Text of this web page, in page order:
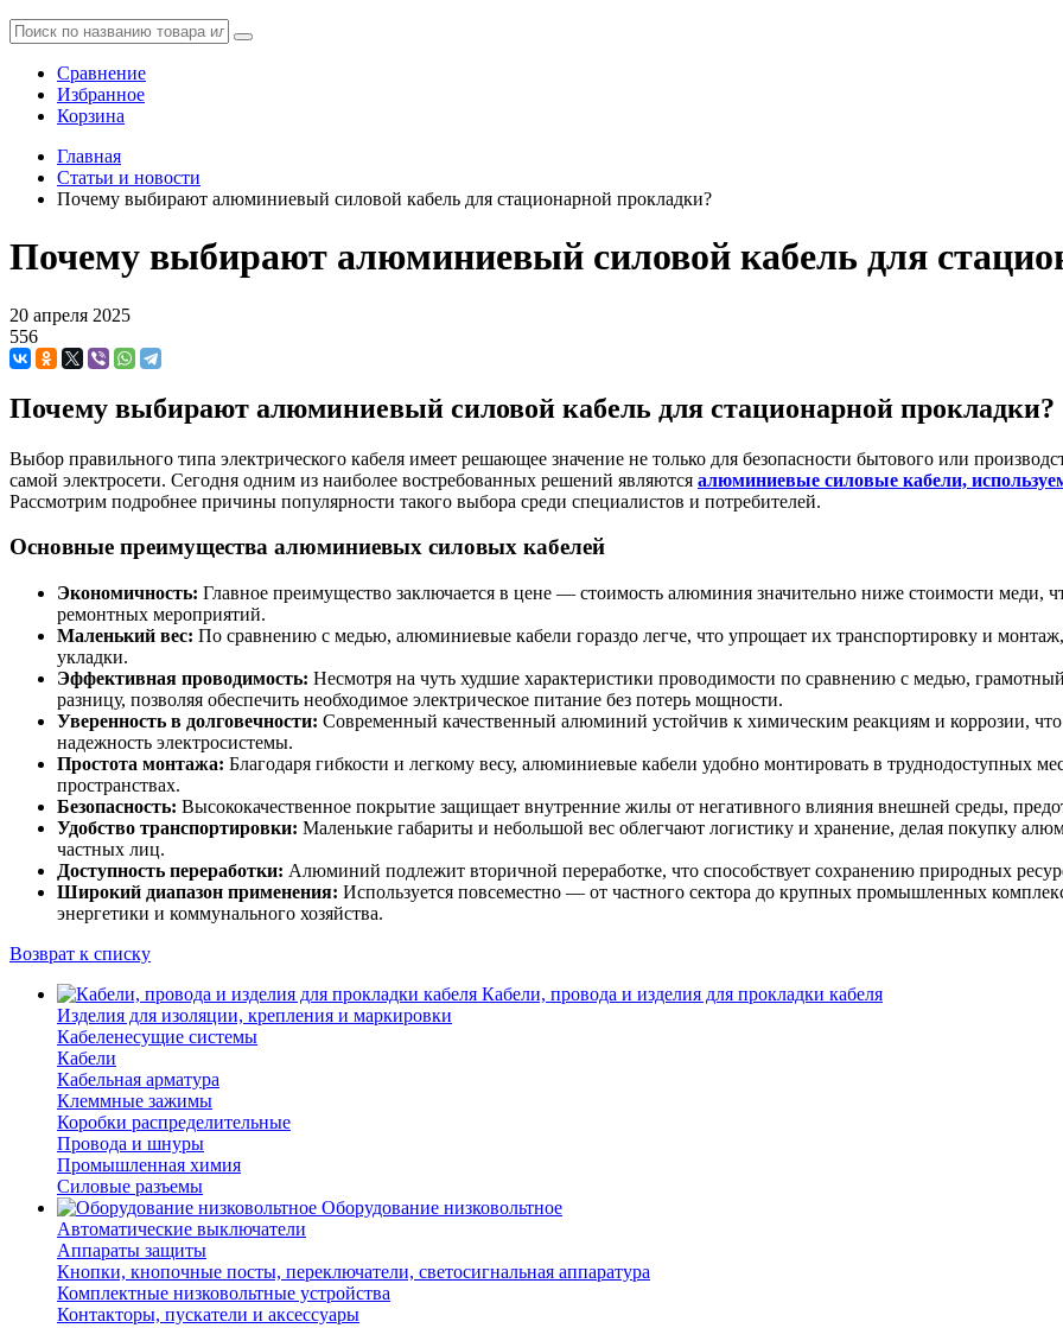
Сравнение
Избранное
Корзина
Главная
Статьи и новости
Почему выбирают алюминиевый силовой кабель для стационарной прокладки?
Почему выбирают алюминиевый силовой кабель для
20 апреля 2025
556
Почему выбирают алюминиевый силовой кабель для стационарной прокладки?
Выбор правильного типа электрического кабеля имеет решающее значение не только для безопасности бытового или
самой электросети. Сегодня одним из наиболее востребованных решений являются алюминиевые силовые кабели,
Рассмотрим подробнее причины популярности такого выбора среди специалистов и потребителей.
Основные преимущества алюминиевых силовых кабелей
Экономичность: Главное преимущество заключается в цене — стоимость алюминия значительно ниже стоимости меди,
ремонтных мероприятий.
Маленький вес: По сравнению с медью, алюминиевые кабели гораздо легче, что упрощает их транспортировку и
укладки.
Эффективная проводимость: Несмотря на чуть худшие характеристики проводимости по сравнению с медью,
разницу, позволяя обеспечить необходимое электрическое питание без потерь мощности.
Уверенность в долговечности: Современный качественный алюминий устойчив к химическим реакциям и коррозии,
надежность электросистемы.
Простота монтажа: Благодаря гибкости и легкому весу, алюминиевые кабели удобно монтировать в труднодоступных
пространствах.
Безопасность: Высококачественное покрытие защищает внутренние жилы от негативного влияния внешней среды,
Удобство транспортировки: Маленькие габариты и небольшой вес облегчают логистику и хранение, делая покупку
частных лиц.
Доступность переработки: Алюминий подлежит вторичной переработке, что способствует сохранению природных
Широкий диапазон применения: Используется повсеместно — от частного сектора до крупных промышленных
энергетики и коммунального хозяйства.
Возврат к списку
Кабели, провода и изделия для прокладки кабеля
Изделия для изоляции, крепления и маркировки
Кабеленесущие системы
Кабели
Кабельная арматура
Клеммные зажимы
Коробки распределительные
Провода и шнуры
Промышленная химия
Силовые разъемы
Оборудование низковольтное
Автоматические выключатели
Аппараты защиты
Кнопки, кнопочные посты, переключатели, светосигнальная аппаратура
Комплектные низковольтные устройства
Контакторы, пускатели и аксессуары